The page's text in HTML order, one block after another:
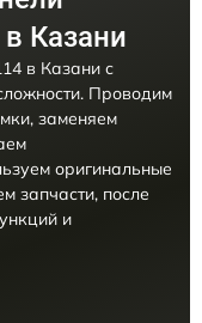
Казани
в Казани с
Проводим
заменяем
оригинальные
запчасти, после
и